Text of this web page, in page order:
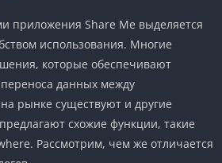
приложения Share Me выделяется
использования. Многие
которые обеспечивают
данных между
рынке существуют и другие
схожие функции, такие
Рассмотрим, чем же отличается